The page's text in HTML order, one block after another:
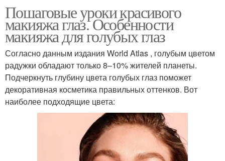
Пошаговые уроки красивого
макияжа глаз. Особенности
макияжа для голубых глаз
Согласно данным издания World Atlas , голубым цветом
радужки обладают только 8–10% жителей планеты.
Подчеркнуть глубину цвета голубых глаз поможет
декоративная косметика правильных оттенков. Вот
наиболее подходящие цвета: